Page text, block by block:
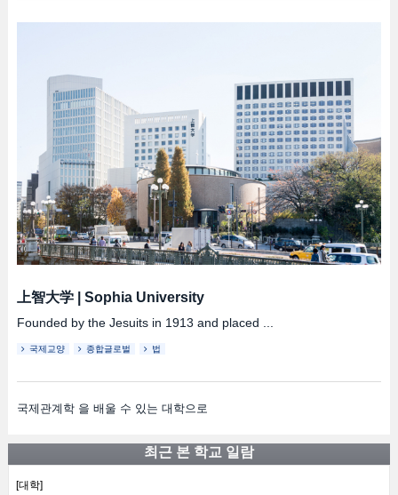
上智大学| Sophia University
Founded by the Jesuits in 1913 and placed ...
국제교양 종합글로벌 법
국제관계학 을 배울 수 있는 대학으로
최근 본 학교 일람
[대학]